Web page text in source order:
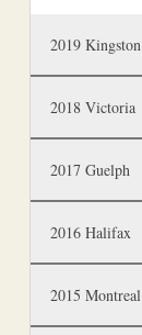
2019 Kingston
2018 Victoria
2017 Guelph
2016 Halifax
2015 Montreal